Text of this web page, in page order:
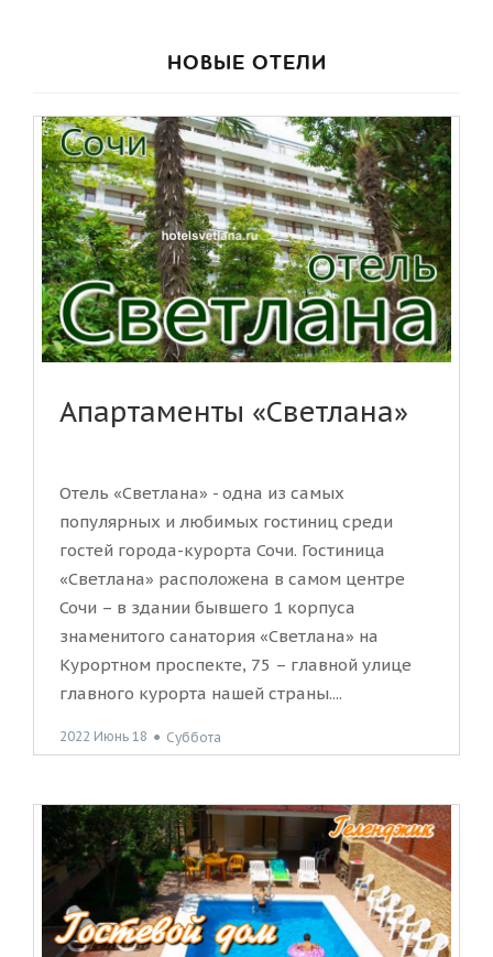
НОВЫЕ ОТЕЛИ
Апартаменты «Светлана»
Отель «Светлана» - одна из самых
популярных и любимых гостиниц среди
гостей города-курорта Сочи. Гостиница
«Светлана» расположена в самом центре
Сочи – в здании бывшего 1 корпуса
знаменитого санатория «Светлана» на
Курортном проспекте, 75 – главной улице
главного курорта нашей страны....
2022 Июнь 18 ● Суббота